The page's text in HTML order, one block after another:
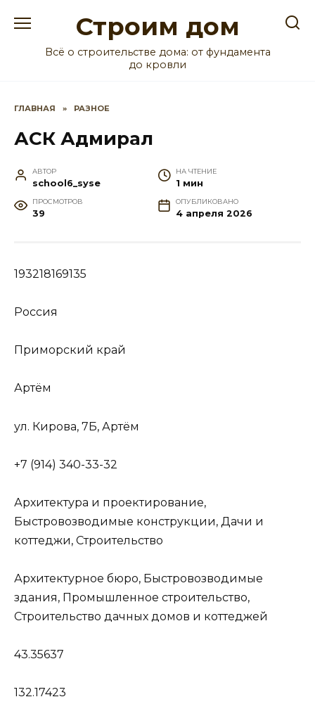
Строим дом
Всё о строительстве дома: от фундамента
до кровли
ГЛАВНАЯ » РАЗНОЕ
АСК Адмирал
АВТОР
school6_syse
НА ЧТЕНИЕ
1 мин
ПРОСМОТРОВ
39
ОПУБЛИКОВАНО
4 апреля 2026
193218169135
Россия
Приморский край
Артём
ул. Кирова, 7Б, Артём
+7 (914) 340-33-32
Архитектура и проектирование,
Быстровозводимые конструкции, Дачи и
коттеджи, Строительство
Архитектурное бюро, Быстровозводимые
здания, Промышленное строительство,
Строительство дачных домов и коттеджей
43.35637
132.17423